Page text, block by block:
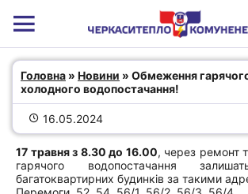
Обмеження гарячого та
водопостачання!
Головна » Новини » Обмеження
холодного водопостачання!
16.05.2024
17 травня з 8.30 до 16.00, через ремонт
гарячого водопостачання
багатоквартирних будинків за такими